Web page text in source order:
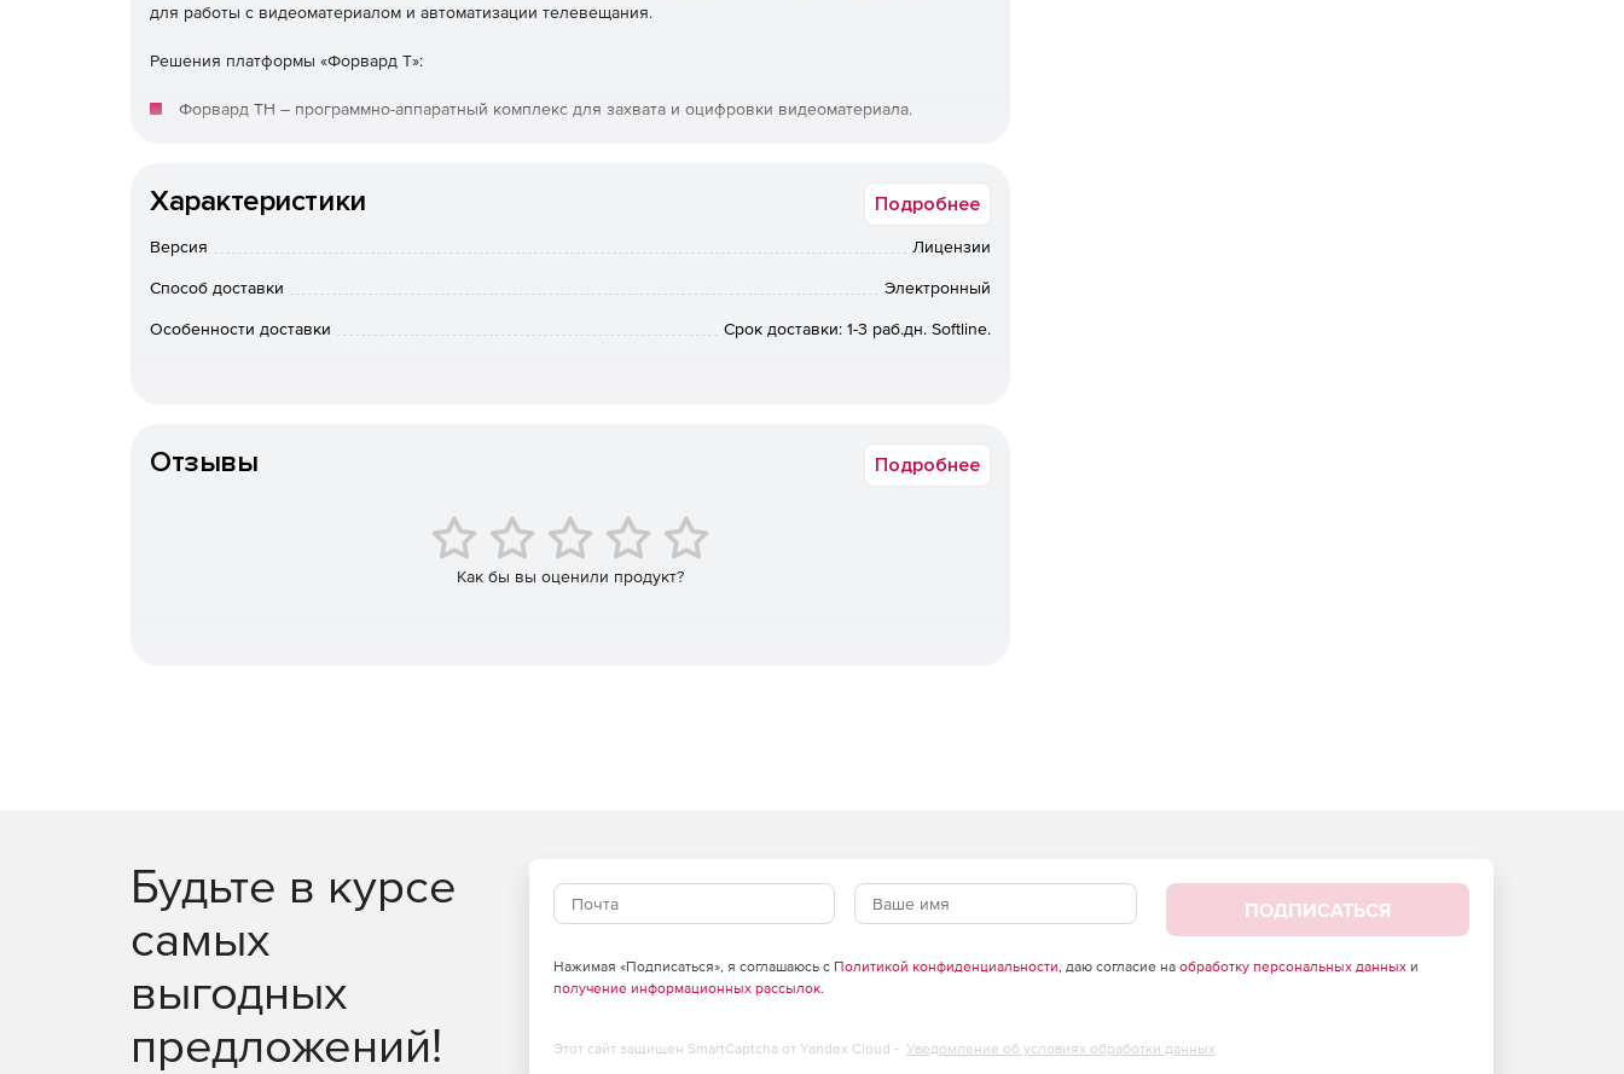
для работы с видеоматериалом и автоматизации телевещания.
Решения платформы «Форвард Т»:
Форвард ТН – программно-аппаратный комплекс для захвата и оцифровки видеоматериала.
использования проходящего сигнала.
создание собственного канала вещания без использования проходящего сигнала.
Форвард ТП/ТМ Форвард ТП - программно-аппаратный комплекс для автоматизации вещания с
Форвард ТС – программно-аппаратный комплекс для автоматизации телевещания при работе с
вещания без использования проходящего сигнала.
Форвард Офис предназначен для приема, каталогизации, хранения и управления
видеоматериалами, составления эфирной сетки телеканала, подготовки посуточных расписаний
Характеристики Подробнее
Версия Лицензии
Способ доставки Электронный
Особенности доставки Срок доставки: 1-3 раб.дн. Softline.
Отзывы Подробнее
Как бы вы оценили продукт?
Будьте в курсе
самых
выгодных
предложений!
ПОДПИСАТЬСЯ
Нажимая «Подписаться», я соглашаюсь с Политикой конфиденциальности, даю согласие на обработку персональных данныхи
получение информационных рассылок.
Этот сайт защищен SmartCaptcha от Yandex Cloud - Уведомление об условиях обработки данных